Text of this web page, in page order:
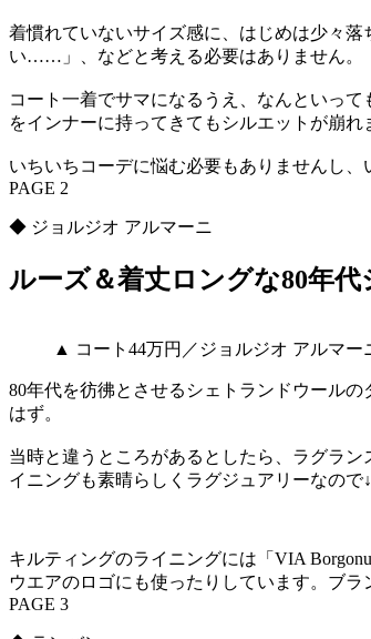
着慣れていないサイズ感に、はじめは少々
い……」、などと考える必要はありません。
コート一着でサマになるうえ、なんといっ
をインナーに持ってきてもシルエットが崩
いちいちコーデに悩む必要もありませんし
PAGE 2
◆ ジョルジオ アルマーニ
ルーズ＆着丈ロングな80年代
▲ コート44万円／ジョルジオ アルマー
80年代を彷彿とさせるシェトランドウール
はず。
当時と違うところがあるとしたら、ラグラ
イニングも素晴らしくラグジュアリーなので
キルティングのライニングには「VIA
ウエアのロゴにも使ったりしています。ブ
PAGE 3